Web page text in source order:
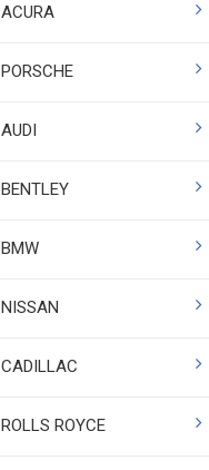
ACURA
PORSCHE
AUDI
BENTLEY
BMW
NISSAN
CADILLAC
ROLLS ROYCE